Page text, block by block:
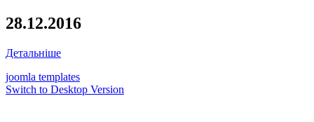
28.12.2016
Детальніше
joomla templates
Switch to Desktop Version